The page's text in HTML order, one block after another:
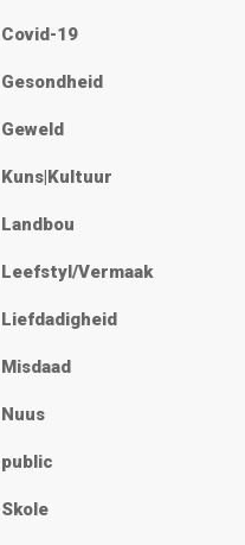
Covid-19
Gesondheid
Geweld
Kuns|Kultuur
Landbou
Leefstyl/Vermaak
Liefdadigheid
Misdaad
Nuus
public
Skole